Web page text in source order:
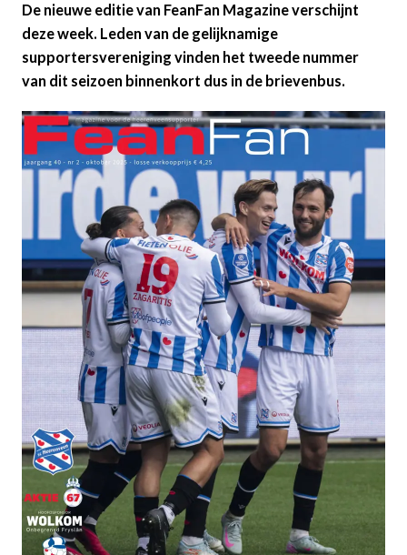
De nieuwe editie van FeanFan Magazine verschijnt
deze week. Leden van de gelijknamige
supportersvereniging vinden het tweede nummer
van dit seizoen binnenkort dus in de brievenbus.